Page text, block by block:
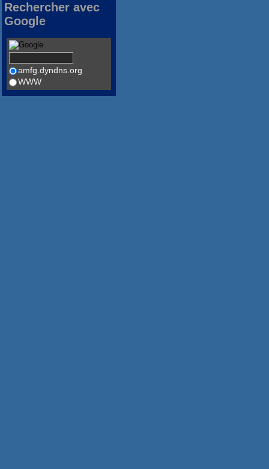
Rechercher avec
Google
amfg.dyndns.org
WWW